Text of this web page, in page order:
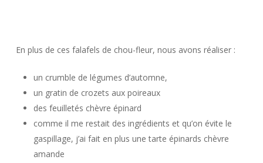
En plus de ces falafels de chou-fleur, nous avons réaliser :
un crumble de légumes d’automne,
un gratin de crozets aux poireaux
des feuilletés chèvre épinard
comme il me restait des ingrédients et qu’on évite le
gaspillage, j’ai fait en plus une tarte épinards chèvre
amande